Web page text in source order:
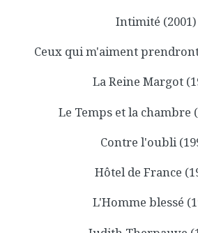
Intimité (2001)
Ceux qui m'aiment
La Reine Margot
Le Temps et la chambre
Contre l'oubli
Hôtel de France
L'Homme blessé